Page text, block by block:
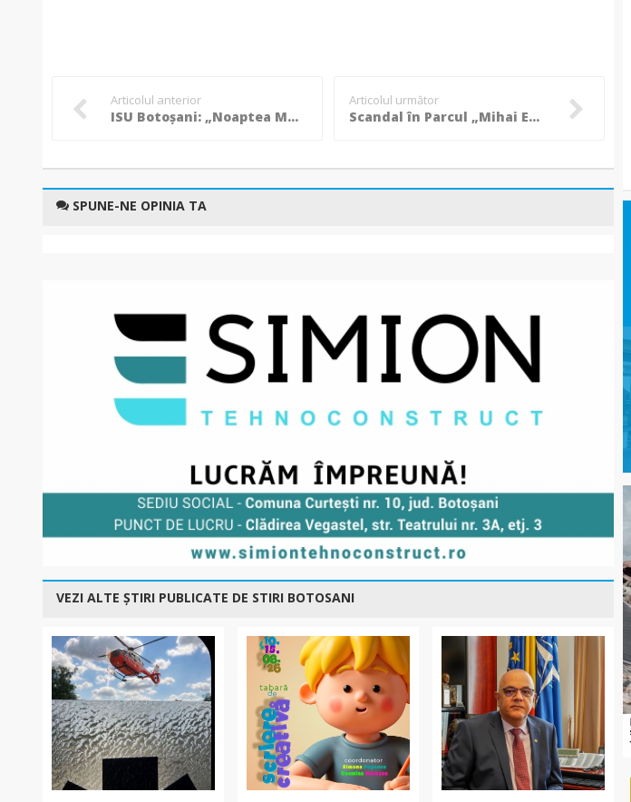
Articolul anterior
ISU Botoșani: „Noaptea Muzeelor” - Măsuri de prevenire a incendiilor!
Articolul următor
Scandal în Parcul „Mihai Eminescu” în ziua mare, au intervenit polițiștii botoșăneni!
SPUNE-NE OPINIA TA
VEZI ALTE ȘTIRI PUBLICATE DE STIRI BOTOSANI